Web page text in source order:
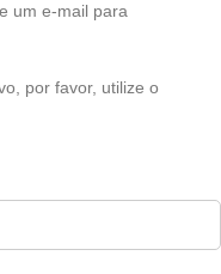
um e-mail para
por favor, utilize o